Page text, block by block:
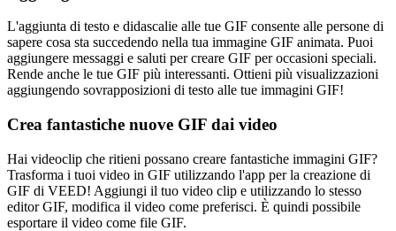
L'aggiunta di testo e didascalie alle tue GIF consente alle persone di
sapere cosa sta succedendo nella tua immagine GIF animata. Puoi
aggiungere messaggi e saluti per creare GIF per occasioni speciali.
Rende anche le tue GIF più interessanti. Ottieni più visualizzazioni
aggiungendo sovrapposizioni di testo alle tue immagini GIF!
Crea fantastiche nuove GIF dai video
Hai videoclip che ritieni possano creare fantastiche immagini GIF?
Trasforma i tuoi video in GIF utilizzando l'app per la creazione di
GIF di VEED! Aggiungi il tuo video clip e utilizzando lo stesso
editor GIF, modifica il video come preferisci. È quindi possibile
esportare il video come file GIF.